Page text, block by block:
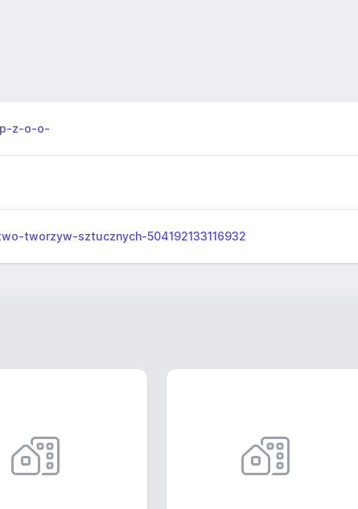
z-o-o-
tworzyw-sztucznych-504192133116932